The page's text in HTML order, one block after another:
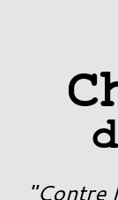
"Contre